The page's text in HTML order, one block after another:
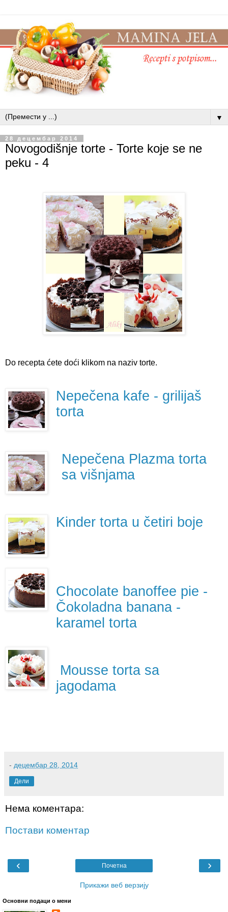
▼
28 децембар 2014
Novogodišnje torte - Torte koje se ne
peku - 4
Do recepta ćete doći klikom na naziv torte.
Nepečena kafe - grilijaš
torta
Nepečena Plazma torta
sa višnjama
Kinder torta u četiri boje
Chocolate banoffee pie -
Čokoladna banana -
karamel torta
Mousse torta sa
jagodama
- децембар 28, 2014
Дели
Нема коментара:
Постави коментар
‹ ›
Почетна
Прикажи веб верзију
Основни подаци о мени